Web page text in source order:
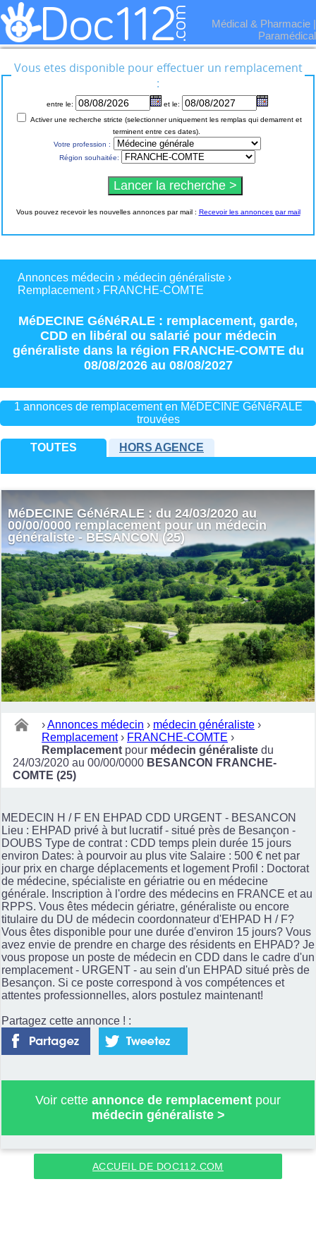
Médical & Pharmacie |
Paramédical
Vous etes disponible pour effectuer un remplacement
:
entre le:
et le:
terminent entre ces dates).
Votre profession :
Région souhaitée:
Vous pouvez recevoir les nouvelles annonces par mail : Recevoir les annonces par mail
Annonces médecin › médecin généraliste ›
Remplacement › FRANCHE-COMTE
MéDECINE GéNéRALE : remplacement, garde,
CDDen libéral ou salariépour médecin
généralistedans la région FRANCHE-COMTEdu
08/08/2026 au 08/08/2027
1 annonces de remplacement en MéDECINE GéNéRALE
trouvées
TOUTES HORS AGENCE
MéDECINE GéNéRALE : du 24/03/2020 au
00/00/0000 remplacement pour un médecin
généraliste - BESANCON (25)
›Annonces médecin › médecin généraliste ›
Remplacement › FRANCHE-COMTE ›
Remplacement pour médecin généraliste du
24/03/2020 au 00/00/0000 BESANCON FRANCHE-
COMTE (25)
MEDECIN H / F EN EHPAD CDD URGENT - BESANCON
Lieu : EHPAD privé à but lucratif - situé près de Besançon -
DOUBS Type de contrat : CDD temps plein durée 15 jours
environ Dates: à pourvoir au plus vite Salaire : 500 € net par
jour prix en charge déplacements et logement Profil : Doctorat
de médecine, spécialiste en gériatrie ou en médecine
générale. Inscription à l'ordre des médecins en FRANCE et au
RPPS. Vous êtes médecin gériatre, généraliste ou encore
titulaire du DU de médecin coordonnateur d'EHPAD H / F?
Vous êtes disponible pour une durée d'environ 15 jours? Vous
avez envie de prendre en charge des résidents en EHPAD? Je
vous propose un poste de médecin en CDD dans le cadre d'un
remplacement - URGENT - au sein d'un EHPAD situé près de
Besançon. Si ce poste correspond à vos compétences et
attentes professionnelles, alors postulez maintenant!
Partagez cette annonce ! :
Voir cette annonce de remplacement pour
médecin généraliste>
ACCUEIL DE DOC112.COM